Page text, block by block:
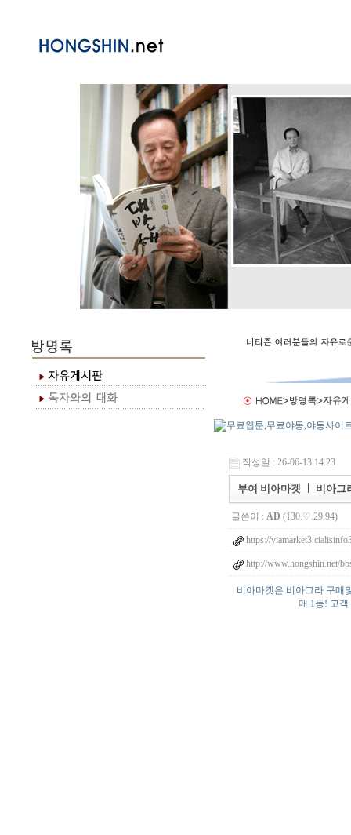
작성일 : 26-06-13 14:23
부여 비아마켓 ㅣ 비아그
글쓴이 : AD (130.♡.29.94)
https://
http://www.hongshin.net/
비아마켓은 비아그라 구매
매 1등! 고